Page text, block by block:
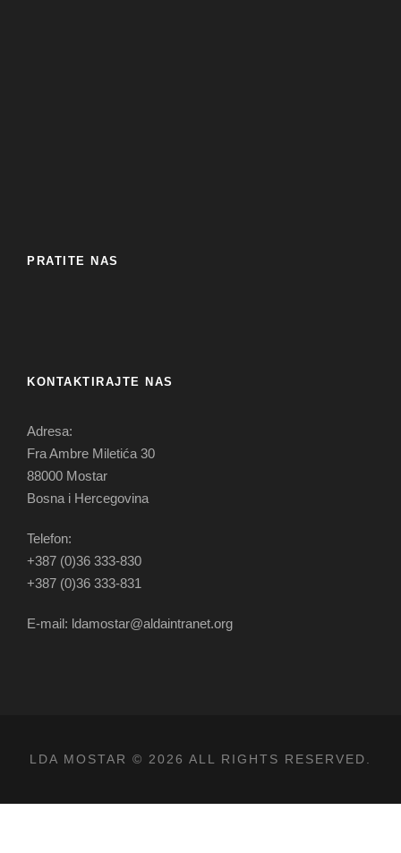
PRATITE NAS
KONTAKTIRAJTE NAS
Adresa:
Fra Ambre Miletića 30
88000 Mostar
Bosna i Hercegovina
Telefon:
+387 (0)36 333-830
+387 (0)36 333-831
E-mail: ldamostar@aldaintranet.org
LDA MOSTAR © 2026 ALL RIGHTS RESERVED.